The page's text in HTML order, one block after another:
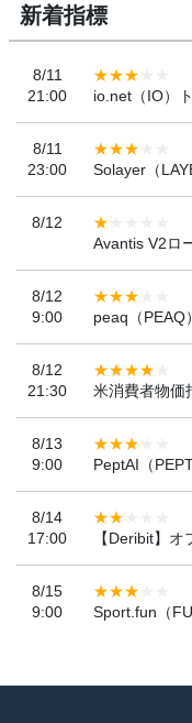
新着指標
8/11
21:00
io.net（IO）
8/11
23:00
Solayer（
8/12
Avantis V2ロ
8/12
9:00
peaq（PEAQ
8/12
21:30
米消費者物価
8/13
9:00
PeptAI（
8/14
17:00
【Deribit】
8/15
9:00
Sport.fun（